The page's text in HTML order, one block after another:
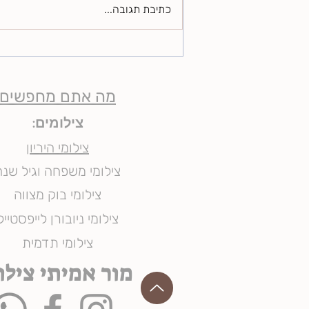
כתיבת תגובה...
מה אתם מחפשים
צילומים:
צילומי היריון
צילומי משפחה וגיל
צילומי בוק מצווה
צילומי ניובורן
צילומי תדמית
מור אמיתי